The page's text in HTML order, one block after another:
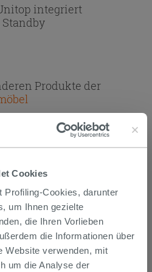
Cookies
Profiling-Cookies, darunter
um Ihnen gezielte
die Ihren Vorlieben
die Informationen über
Website verwenden, mit
um die Analyse der
integriert
Produkte der